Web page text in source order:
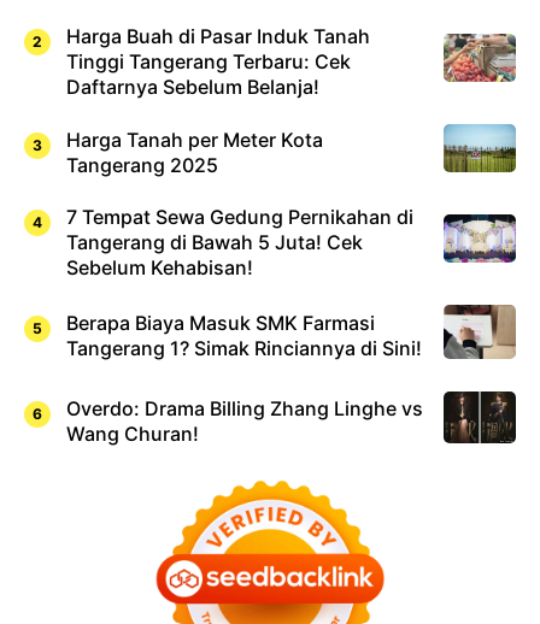
Harga Buah di Pasar Induk Tanah
Tinggi Tangerang Terbaru: Cek
Daftarnya Sebelum Belanja!
Harga Tanah per Meter Kota
Tangerang 2025
7 Tempat Sewa Gedung Pernikahan di
Tangerang di Bawah 5 Juta! Cek
Sebelum Kehabisan!
Berapa Biaya Masuk SMK Farmasi
Tangerang 1? Simak Rinciannya di Sini!
Overdo: Drama Billing Zhang Linghe vs
Wang Churan!